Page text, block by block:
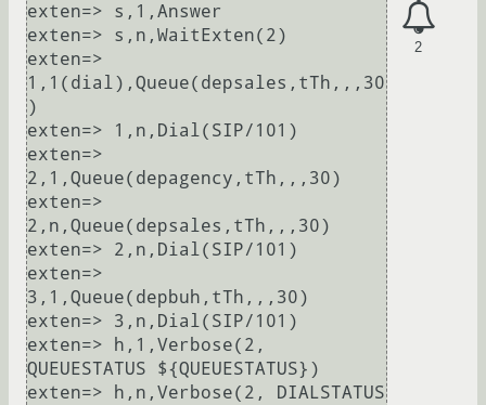
2
exten=> s,1,Answer
exten=> s,n,WaitExten(2)
exten=>
1,1(dial),Queue(depsales,tTh,,,30
)
exten=> 1,n,Dial(SIP/101)
exten=>
2,1,Queue(depagency,tTh,,,30)
exten=>
2,n,Queue(depsales,tTh,,,30)
exten=> 2,n,Dial(SIP/101)
exten=>
3,1,Queue(depbuh,tTh,,,30)
exten=> 3,n,Dial(SIP/101)
exten=> h,1,Verbose(2,
QUEUESTATUS ${QUEUESTATUS})
exten=> h,n,Verbose(2, DIALSTATUS